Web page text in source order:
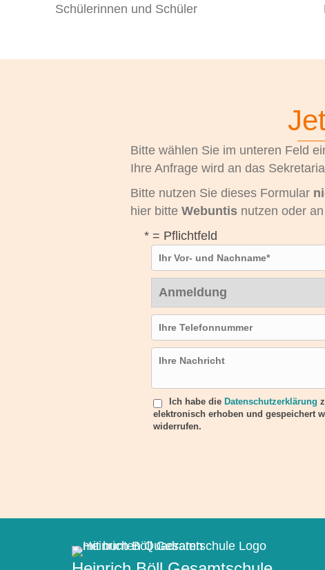
Schülerinnen und Schüler
Bitte wählen Sie im unteren Feld
Ihre Anfrage wird an das
Bitte nutzen Sie dieses Formular
hier bitte Webuntis nutzen oder an
* = Pflichtfeld
Vor- und Nachname
Anfragegrund
Telefonnummer
Nachricht
Bitte lasse dieses Feld leer.
Ich habe die Datenschutzerklärung
elektronisch erhoben und gespeichert
widerrufen.